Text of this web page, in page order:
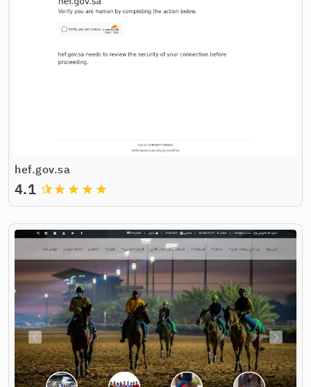
hef.gov.sa
grade
grade
grade
grade
4.1